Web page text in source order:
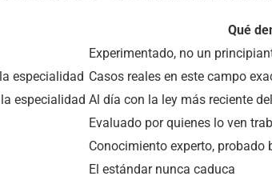
Qué
Experimentado, no un
especialidad Casos reales en este campo
especialidad Al día con la ley más reciente
Evaluado por quienes lo ven
Conocimiento experto, probado
El estándar nunca caduca